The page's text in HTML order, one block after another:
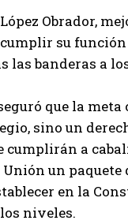
Obrador,
su
las banderas a
que la meta
sino un
cumplirán a
Unión un
en la
niveles.